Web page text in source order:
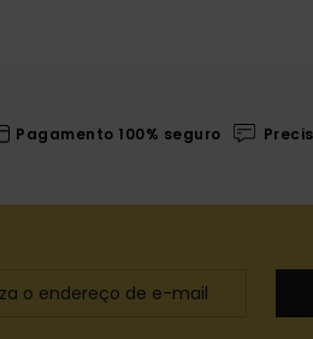
Pagamento 100% seguro